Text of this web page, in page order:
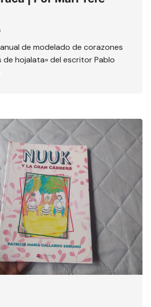
de modelado de corazones
de hojalata» del escritor Pablo